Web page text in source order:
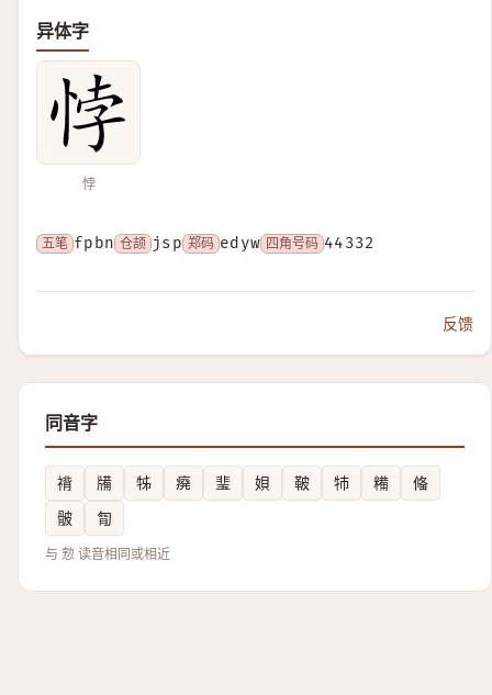
异体字
悖
五笔 fpbn 仓颉 jsp 郑码 edyw 四角号码 44332
反馈
同音字
禙 㸢 牬 㾱 㻗 㛝 鞁 㸬 糒
偹
骳
㔨
与 愂 读音相同或相近